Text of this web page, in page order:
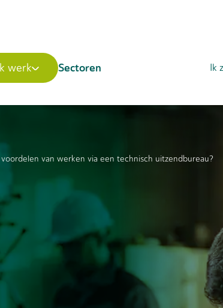
werk Sectoren Ik
van werken via een technisch uitzendbureau?